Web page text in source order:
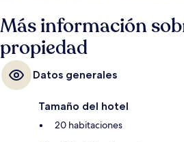
Más información
propiedad
Datos generales
Tamaño del hotel
20 habitaciones